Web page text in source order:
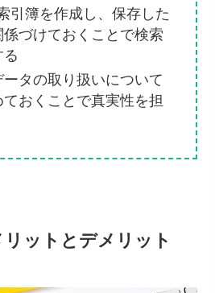
引簿を作成し、保存した
係づけておくことで検索
タの取り扱いについて
おくことで真実性を担
ットとデメリット